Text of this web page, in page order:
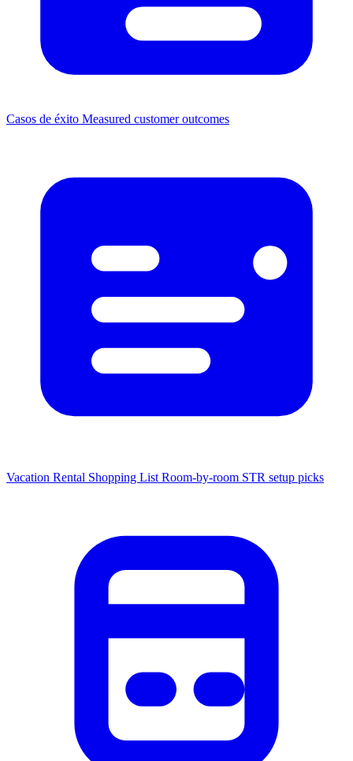
Casos de éxito Measured customer outcomes
Vacation Rental Shopping List Room-by-room STR setup picks